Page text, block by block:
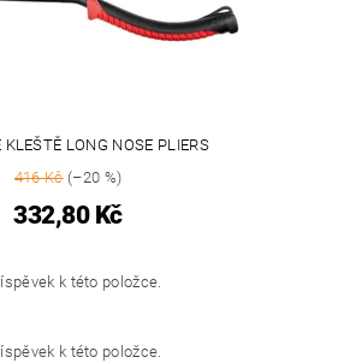
KLEŠTĚ LONG NOSE PLIERS
416 Kč(–20 %)
332,80 Kč
k této položce.
k této položce.